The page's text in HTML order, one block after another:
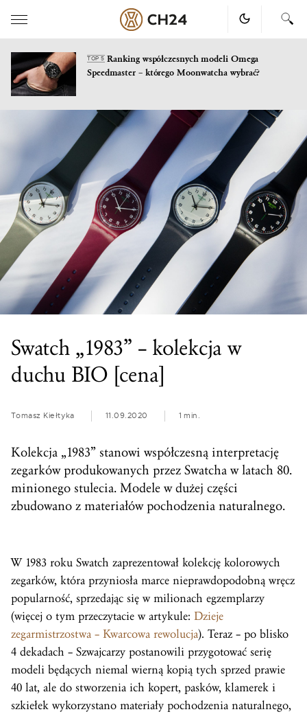
TOP 5Ranking współczesnych modeli Omega
Speedmaster – którego Moonwatcha wybrać?
Swatch „1983” – kolekcja w
duchu BIO [cena]
Tomasz Kiełtyka 11.09.2020 1 min.
Kolekcja „1983” stanowi współczesną interpretację
zegarków produkowanych przez Swatcha w latach 80.
minionego stulecia. Modele w dużej części
zbudowano z materiałów pochodzenia naturalnego.
W 1983 roku Swatch zaprezentował kolekcję kolorowych
zegarków, która przyniosła marce nieprawdopodobną wręcz
popularność, sprzedając się w milionach egzemplarzy
(więcej o tym przeczytacie w artykule: Dzieje
zegarmistrzostwa – Kwarcowa rewolucja). Teraz – po blisko
4 dekadach – Szwajcarzy postanowili przygotować serię
modeli będących niemal wierną kopią tych sprzed prawie
40 lat, ale do stworzenia ich kopert, pasków, klamerek i
szkiełek wykorzystano materiały pochodzenia naturalnego,